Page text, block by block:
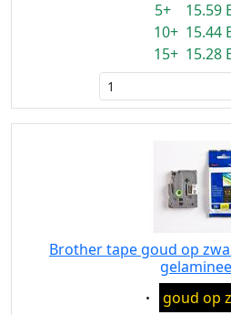
5+ 15.59
10+ 15.44
15+ 15.28
Brother tape goud op
Eigenschaft:
goud op